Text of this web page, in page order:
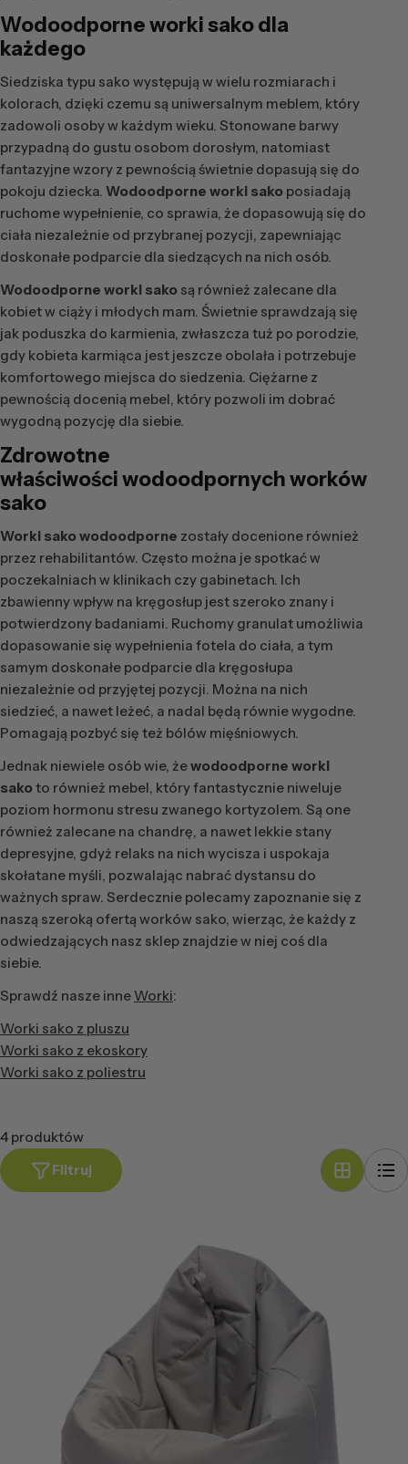
Wodoodporne worki sakodla
każdego
Siedziska typu sako występują w wielu rozmiarach i
kolorach, dzięki czemu są uniwersalnym meblem, który
zadowoli osoby w każdym wieku. Stonowane barwy
przypadną do gustu osobom dorosłym, natomiast
fantazyjne wzory z pewnością świetnie dopasują się do
pokoju dziecka. Wodoodporne worki sako posiadają
ruchome wypełnienie, co sprawia, że dopasowują się do
ciała niezależnie od przybranej pozycji, zapewniając
doskonałe podparcie dla siedzących na nich osób.
Wodoodporne worki sako są również zalecane dla
kobiet w ciąży i młodych mam. Świetnie sprawdzają się
jak poduszka do karmienia, zwłaszcza tuż po porodzie,
gdy kobieta karmiąca jest jeszcze obolała i potrzebuje
komfortowego miejsca do siedzenia. Ciężarne z
pewnością docenią mebel, który pozwoli im dobrać
wygodną pozycję dla siebie.
Zdrowotne
właściwościwodoodpornych worków
sako
Worki sako wodoodporne zostały docenione również
przez rehabilitantów. Często można je spotkać w
poczekalniach w klinikach czy gabinetach. Ich
zbawienny wpływ na kręgosłup jest szeroko znany i
potwierdzony badaniami. Ruchomy granulat umożliwia
dopasowanie się wypełnienia fotela do ciała, a tym
samym doskonałe podparcie dla kręgosłupa
niezależnie od przyjętej pozycji. Można na nich
siedzieć, a nawet leżeć, a nadal będą równie wygodne.
Pomagają pozbyć się też bólów mięśniowych.
Jednak niewiele osób wie, żewodoodporne worki
sakoto również mebel, który fantastycznie niweluje
poziom hormonu stresu zwanego kortyzolem. Są one
również zalecane na chandrę, a nawet lekkie stany
depresyjne, gdyż relaks na nich wycisza i uspokaja
skołatane myśli, pozwalając nabrać dystansu do
ważnych spraw. Serdecznie polecamy zapoznanie się z
naszą szeroką ofertą worków sako, wierząc, że każdy z
odwiedzających nasz sklep znajdzie w niej coś dla
siebie.
Sprawdź nasze inne Worki:
Worki sako z pluszu
Worki sako z ekoskory
Worki sako z poliestru
4 produktów
Filtruj